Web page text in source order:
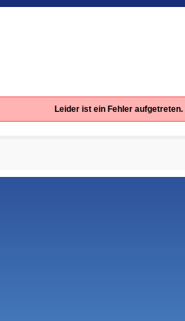
Leider ist ein Fehler aufgetreten.